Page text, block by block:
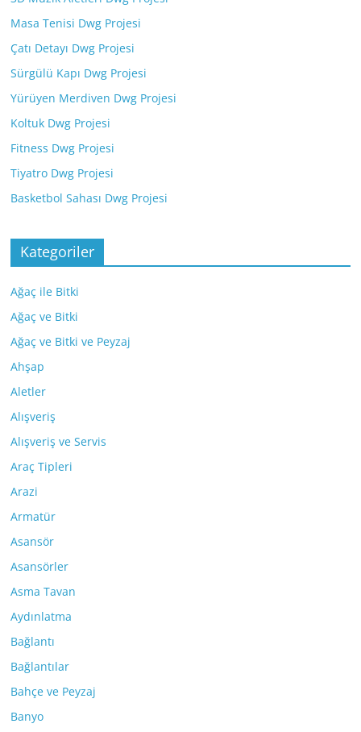
Masa Tenisi Dwg Projesi
Çatı Detayı Dwg Projesi
Sürgülü Kapı Dwg Projesi
Yürüyen Merdiven Dwg Projesi
Koltuk Dwg Projesi
Fitness Dwg Projesi
Tiyatro Dwg Projesi
Basketbol Sahası Dwg Projesi
Kategoriler
Ağaç ile Bitki
Ağaç ve Bitki
Ağaç ve Bitki ve Peyzaj
Ahşap
Aletler
Alışveriş
Alışveriş ve Servis
Araç Tipleri
Arazi
Armatür
Asansör
Asansörler
Asma Tavan
Aydınlatma
Bağlantı
Bağlantılar
Bahçe ve Peyzaj
Banyo